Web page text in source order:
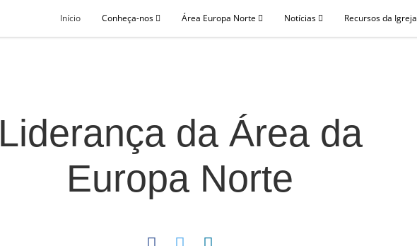
Início Conheça-nos Área Europa Norte Notícias Recursos da Igreja
Liderança da Área da
Europa Norte